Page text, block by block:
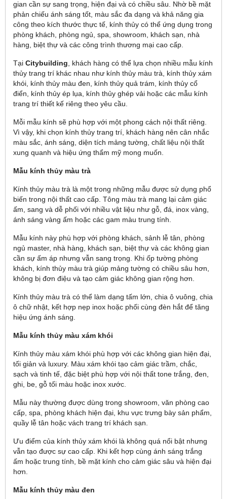
gian cần sự sang trọng, hiện đại và có chiều sâu. Nhờ bề mặt
phản chiếu ánh sáng tốt, màu sắc đa dạng và khả năng gia
công theo kích thước thực tế, kính thủy có thể ứng dụng trong
phòng khách, phòng ngủ, spa, showroom, khách sạn, nhà
hàng, biệt thự và các công trình thương mại cao cấp.
Tại Citybuilding , khách hàng có thể lựa chọn nhiều mẫu kính
thủy trang trí khác nhau như kính thủy màu trà, kính thủy xám
khói, kính thủy màu đen, kính thủy quả trám, kính thủy cổ
điển, kính thủy ép lụa, kính thủy ghép vải hoặc các mẫu kính
trang trí thiết kế riêng theo yêu cầu.
Mỗi mẫu kính sẽ phù hợp với một phong cách nội thất riêng.
Vì vậy, khi chọn kính thủy trang trí, khách hàng nên cân nhắc
màu sắc, ánh sáng, diện tích mảng tường, chất liệu nội thất
xung quanh và hiệu ứng thẩm mỹ mong muốn.
Mẫu kính thủy màu trà
Kính thủy màu trà là một trong những mẫu được sử dụng phổ
biến trong nội thất cao cấp. Tông màu trà mang lại cảm giác
ấm, sang và dễ phối với nhiều vật liệu như gỗ, đá, inox vàng,
ánh sáng vàng ấm hoặc các gam màu trung tính.
Mẫu kính này phù hợp với phòng khách, sảnh lễ tân, phòng
ngủ master, nhà hàng, khách sạn, biệt thự và các không gian
cần sự ấm áp nhưng vẫn sang trọng. Khi ốp tường phòng
khách, kính thủy màu trà giúp mảng tường có chiều sâu hơn,
không bị đơn điệu và tạo cảm giác không gian rộng hơn.
Kính thủy màu trà có thể làm dạng tấm lớn, chia ô vuông, chia
ô chữ nhật, kết hợp nẹp inox hoặc phối cùng đèn hắt để tăng
hiệu ứng ánh sáng.
Mẫu kính thủy màu xám khói
Kính thủy màu xám khói phù hợp với các không gian hiện đại,
tối giản và luxury. Màu xám khói tạo cảm giác trầm, chắc,
sạch và tinh tế, đặc biệt phù hợp với nội thất tone trắng, đen,
ghi, be, gỗ tối màu hoặc inox xước.
Mẫu này thường được dùng trong showroom, văn phòng cao
cấp, spa, phòng khách hiện đại, khu vực trưng bày sản phẩm,
quầy lễ tân hoặc vách trang trí khách sạn.
Ưu điểm của kính thủy xám khói là không quá nổi bật nhưng
vẫn tạo được sự cao cấp. Khi kết hợp cùng ánh sáng trắng
ấm hoặc trung tính, bề mặt kính cho cảm giác sâu và hiện đại
hơn.
Mẫu kính thủy màu đen